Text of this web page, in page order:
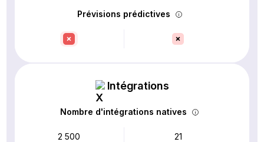
Prévisions prédictives
Intégrations
Nombre d'intégrations natives
2 500 21